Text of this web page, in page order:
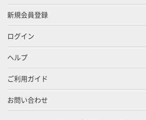
新規会員登録
ログイン
ヘルプ
ご利用ガイド
お問い合わせ